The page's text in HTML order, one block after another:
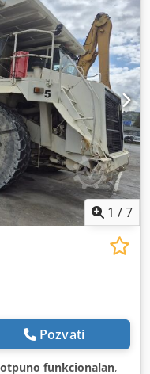
na točkove Prazna
Benz
1 /7
Pozvati
funkcionalan,